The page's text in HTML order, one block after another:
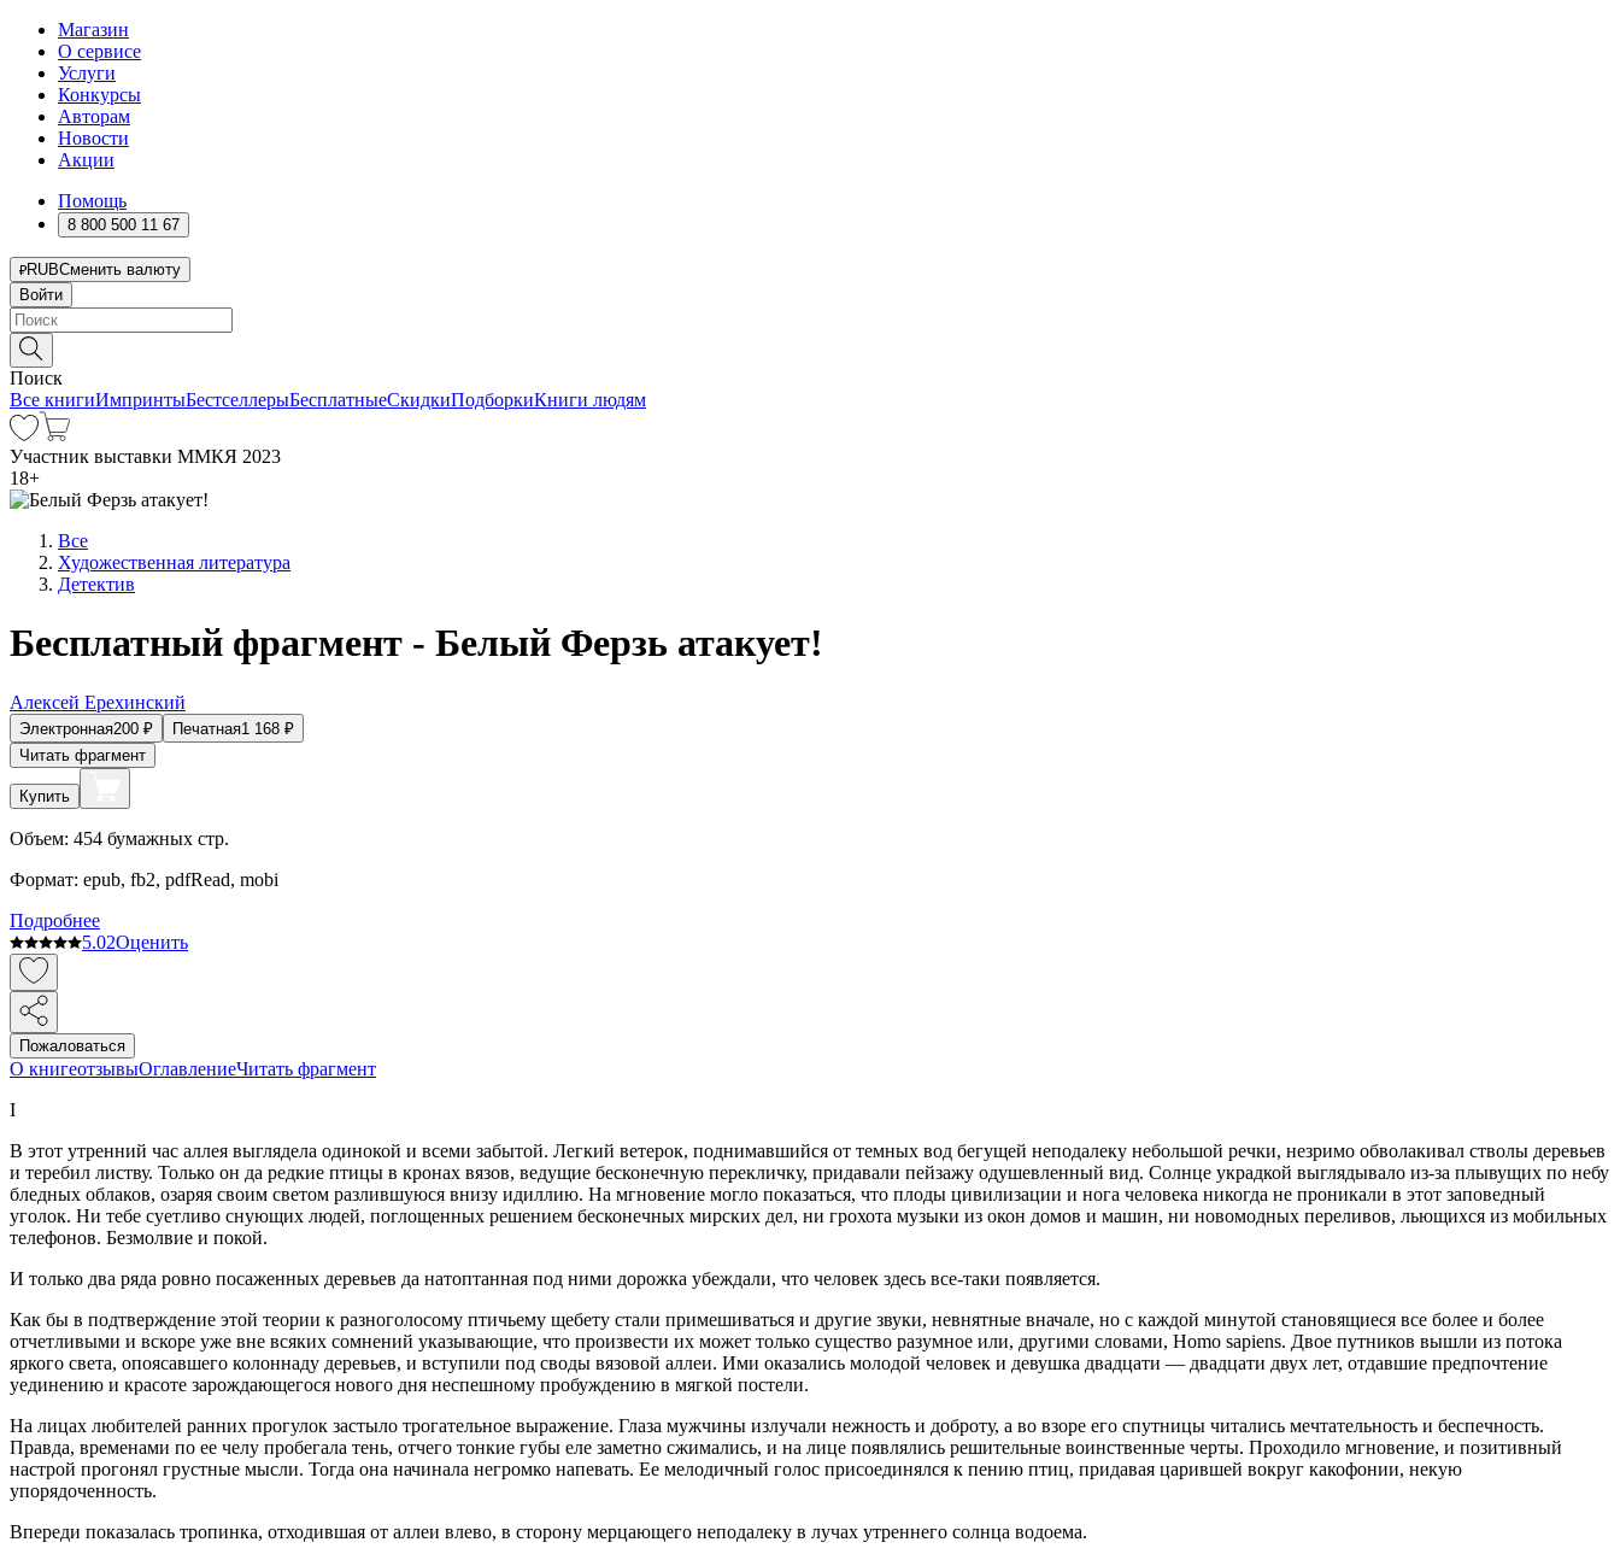
Магазин
О сервисе
Услуги
Конкурсы
Авторам
Новости
Акции
Помощь
8 800 500 11 67
RUBСменить валюту
Войти
Поиск
Все книгиИмпринтыБестселлерыБесплатныеСкидкиПодборкиКниги людям
Участник выставки ММКЯ 2023
18+
Все
Художественная литература
Детектив
Бесплатный фрагмент - Белый Ферзь атакует!
Алексей Ерехинский
Электронная200 ₽ Печатная1 168 ₽
Читать фрагмент
Купить
Объем: 454 бумажных стр.
Формат: epub, fb2, pdfRead, mobi
Подробнее
5.02Оценить
Пожаловаться
О книгеотзывыОглавлениеЧитать фрагмент
I
В этот утренний час аллея выглядела одинокой и всеми забытой. Легкий ветерок, поднимавшийся от темных вод бегущей неподалеку небольшой речки, незримо обволакивал стволы деревьев
и теребил листву. Только он да редкие птицы в кронах вязов, ведущие бесконечную перекличку, придавали пейзажу одушевленный вид. Солнце украдкой выглядывало из-за плывущих по небу
бледных облаков, озаряя своим светом разлившуюся внизу идиллию. На мгновение могло показаться, что плоды цивилизации и нога человека никогда не проникали в этот заповедный
уголок. Ни тебе суетливо снующих людей, поглощенных решением бесконечных мирских дел, ни грохота музыки из окон домов и машин, ни новомодных переливов, льющихся из мобильных
телефонов. Безмолвие и покой.
И только два ряда ровно посаженных деревьев да натоптанная под ними дорожка убеждали, что человек здесь все-таки появляется.
Как бы в подтверждение этой теории к разноголосому птичьему щебету стали примешиваться и другие звуки, невнятные вначале, но с каждой минутой становящиеся все более и более
отчетливыми и вскоре уже вне всяких сомнений указывающие, что произвести их может только существо разумное или, другими словами, Homo sapiens. Двое путников вышли из потока
яркого света, опоясавшего колоннаду деревьев, и вступили под своды вязовой аллеи. Ими оказались молодой человек и девушка двадцати — двадцати двух лет, отдавшие предпочтение
уединению и красоте зарождающегося нового дня неспешному пробуждению в мягкой постели.
На лицах любителей ранних прогулок застыло трогательное выражение. Глаза мужчины излучали нежность и доброту, а во взоре его спутницы читались мечтательность и беспечность.
Правда, временами по ее челу пробегала тень, отчего тонкие губы еле заметно сжимались, и на лице появлялись решительные воинственные черты. Проходило мгновение, и позитивный
настрой прогонял грустные мысли. Тогда она начинала негромко напевать. Ее мелодичный голос присоединялся к пению птиц, придавая царившей вокруг какофонии, некую
упорядоченность.
Впереди показалась тропинка, отходившая от аллеи влево, в сторону мерцающего неподалеку в лучах утреннего солнца водоема.